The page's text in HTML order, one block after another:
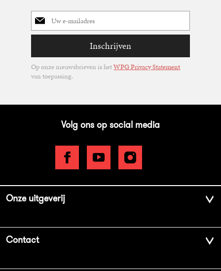
E-
mailadres
Inschrijven
Op onze nieuwsbrieven is hetWPG Privacy Statement
van toepassing.
Volg ons op social media
Onze uitgeverij
Contact